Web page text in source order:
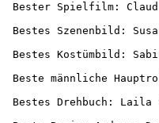
Bester Spielfilm:
Bestes Szenenbild:
Bestes Kostümbild:
Beste männliche
Bestes Drehbuch: